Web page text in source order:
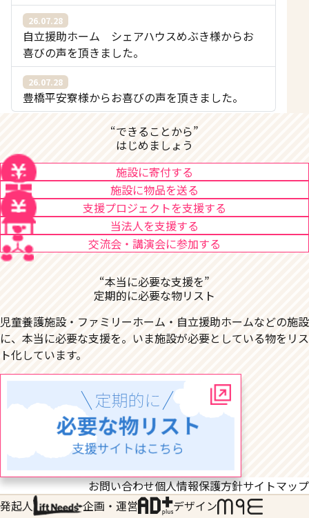
26.07.28
自立援助ホーム シェアハウスめぶき様からお
喜びの声を頂きました。
26.07.28
豊橋平安寮様からお喜びの声を頂きました。
“できることから”
はじめましょう
施設に寄付する
施設に物品を送る
支援プロジェクトを支援する
当法人を支援する
交流会・講演会に参加する
“本当に必要な支援を”
定期的に必要な物リスト
児童養護施設・ファミリーホーム・自立援助ホームなどの施設
に、本当に必要な支援を。いま施設が必要としている物をリス
ト化しています。
お問い合わせ個人情報保護方針サイトマップ
発起人
企画・運営 デザイン